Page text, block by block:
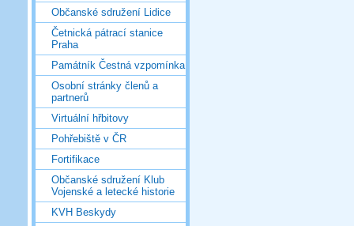
Občanské sdružení Lidice
Četnická pátrací stanice
Praha
Památník Čestná vzpomínka
Osobní stránky členů a
partnerů
Virtuální hřbitovy
Pohřebiště v ČR
Fortifikace
Občanské sdružení Klub
Vojenské a letecké historie
KVH Beskydy